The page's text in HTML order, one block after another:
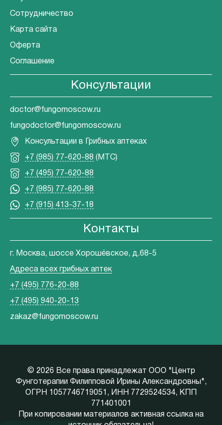
Сотрудничество
Карта сайта
Оферта
Соглашение
Консультации
doctor@fungomoscow.ru
fungodoctor@fungomoscow.ru
Консультации в Грибных аптеках
+7 (985) 77-620-88 (МТС)
+7 (495) 77-620-88
+7 (985) 77-620-88
+7 (915) 413-37-18
Контакты
г. Москва, шоссе Хорошёвское, д.68-5
Адреса всех грибных аптек
+7 (495) 776-20-88
+7 (495) 940-20-13
zakaz@fungomoscow.ru
© 2026 Все права принадлежат ООО "Центр
Фунготерапии Филипповой Ирины Александровны",
ОГРН 1057746719051, ИНН 7729524534, КПП
771401001
При копировании материалов активная ссылка на